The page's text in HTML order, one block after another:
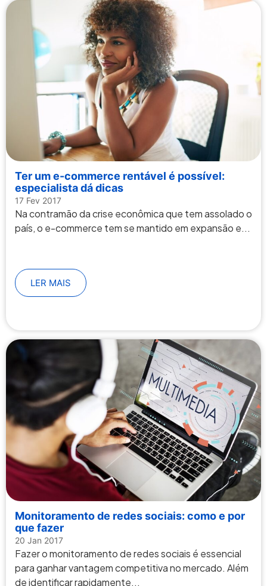
Ter um e-commerce rentável é possível:
especialista dá dicas
17 Fev 2017
Na contramão da crise econômica que tem assolado o
país, o e-commerce tem se mantido em expansão e...
LER MAIS
Monitoramento de redes sociais: como e por
que fazer
20 Jan 2017
Fazer o monitoramento de redes sociais é essencial
para ganhar vantagem competitiva no mercado. Além
de identificar rapidamente...